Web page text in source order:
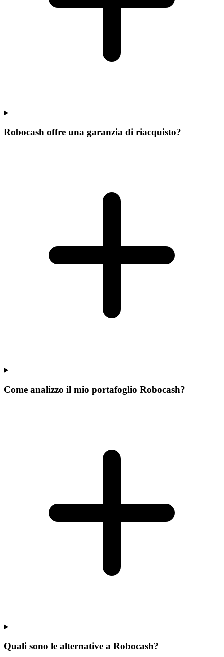
Robocash offre una garanzia di riacquisto?
Come analizzo il mio portafoglio Robocash?
Quali sono le alternative a Robocash?